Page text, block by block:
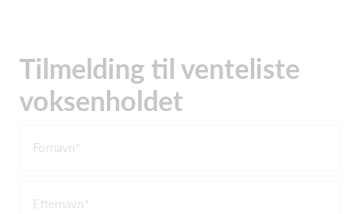
Tilmelding til venteliste
voksenholdet
Fornavn
Efternavn